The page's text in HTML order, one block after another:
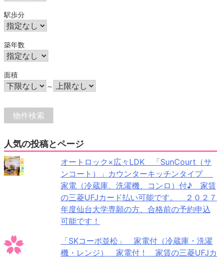
駅歩分
築年数
面積
～
人気の投稿とページ
オートロック×広々LDK 「SunCourt（サ
ンコート）」カウンターキッチンタイプ
家電（冷蔵庫、洗濯機、コンロ）付♪ 家賃
の三菱UFJカード払い可能です。 ２０２７
年度仙台大学専願の方、合格前の予約申込
可能です！
「SKコーポ並松」 家電付（冷蔵庫・洗濯
機・レンジ） 家電付！ 家賃の三菱UFJカ